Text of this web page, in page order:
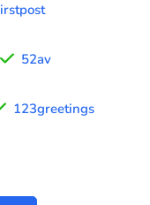
52av
123greetings